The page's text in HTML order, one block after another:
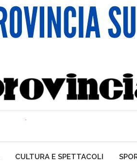
CULTURA E SPETTACOLI